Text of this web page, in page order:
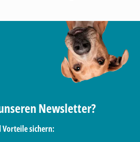
Newsletter?
sichern: